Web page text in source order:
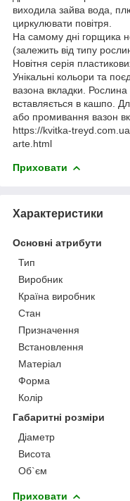
виходила зайва вода,
циркулювати повітря.
На самому дні горщика
(залежить від типу
Новітня серія
Унікальні кольори та
вазона вкладки.
вставляється в кашпо.
або промивання вазон
https://kvitka-
arte.html
Приховати
Характеристики
Основні атрибути
Тип
Виробник
Країна виробник
Стан
Призначення
Встановлення
Матеріал
Форма
Колір
Габаритні розміри
Діаметр
Висота
Об`єм
Приховати